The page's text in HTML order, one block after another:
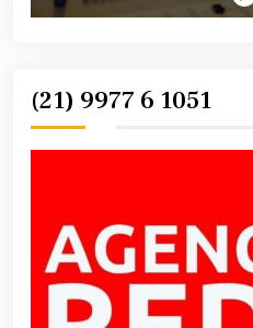
(21) 9977 6 1051